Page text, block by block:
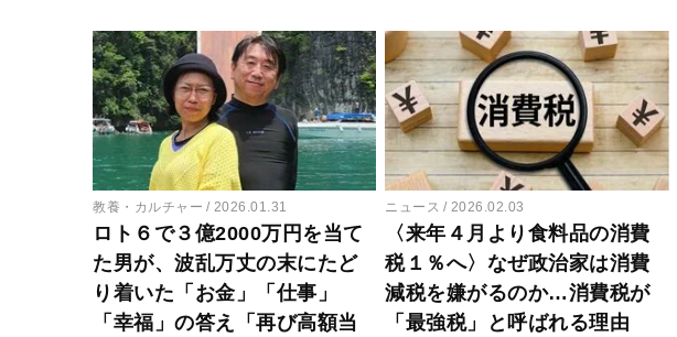
教養・カルチャー 2026.01.31
ロト６で３億2000万円を当て
た男が、波乱万丈の末にたど
り着いた「お金」「仕事」
「幸福」の答え「再び高額当
ニュース 2026.02.03
〈来年４月より食料品の消費
税１％へ〉なぜ政治家は消費
減税を嫌がるのか…消費税が
「最強税」と呼ばれる理由